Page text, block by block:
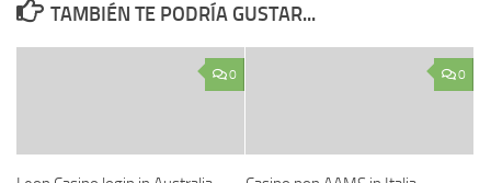
TAMBIÉN TE PODRÍA GUSTAR...
0 0